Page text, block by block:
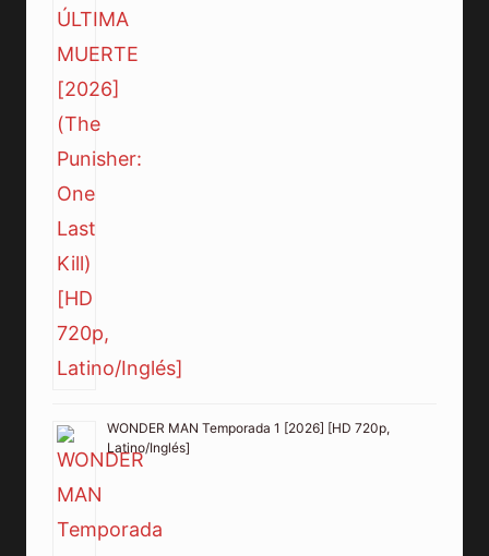
WONDER MAN Temporada 1 [2026] [HD 720p,
Latino/Inglés]